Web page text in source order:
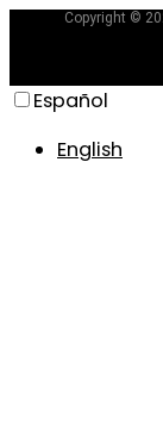
Copyright ©
Español
English